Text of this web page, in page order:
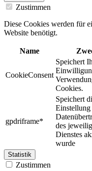
Zustimmen
Diese Cookies werden für
Website benötigt.
Name
CookieConsent
Speichert
Cookies.
gpdriframe*
Speichert
des
Dienstes
wurde
Statistik
Zustimmen